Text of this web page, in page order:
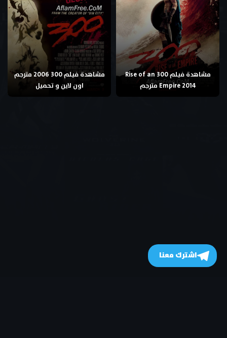
مشاهدة فيلم 300 Rise of an
Empire 2014 مترجم
مشاهدة فيلم 300 2006 مترجم
اون لاين و تحميل
اشترك معنا